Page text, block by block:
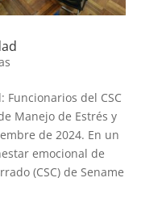
del CSC
Manejo de Estrés y
de 2024. En un
emocional de
(CSC) de Sename